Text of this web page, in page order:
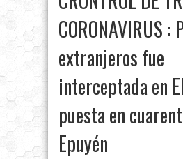
CORONAVIRUS :
extranjeros fue
interceptada en
puesta en
Epuyén